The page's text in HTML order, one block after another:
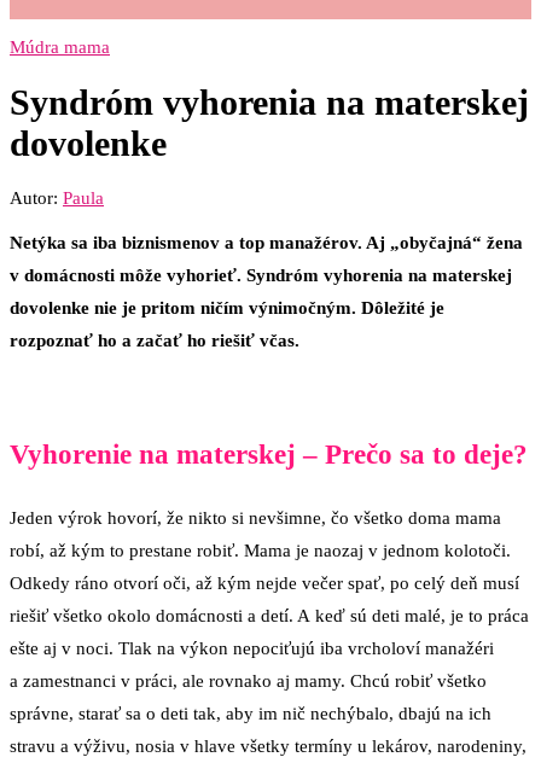
Múdra mama
Syndróm vyhorenia na materskej
dovolenke
Autor: Paula
Netýka sa iba biznismenov a top manažérov. Aj „obyčajná“ žena
v domácnosti môže vyhorieť. Syndróm vyhorenia na materskej
dovolenke nie je pritom ničím výnimočným. Dôležité je
rozpoznať ho a začať ho riešiť včas.
Vyhorenie na materskej – Prečo sa to deje?
Jeden výrok hovorí, že nikto si nevšimne, čo všetko doma mama
robí, až kým to prestane robiť. Mama je naozaj v jednom kolotoči.
Odkedy ráno otvorí oči, až kým nejde večer spať, po celý deň musí
riešiť všetko okolo domácnosti a detí. A keď sú deti malé, je to práca
ešte aj v noci. Tlak na výkon nepociťujú iba vrcholoví manažéri
a zamestnanci v práci, ale rovnako aj mamy. Chcú robiť všetko
správne, starať sa o deti tak, aby im nič nechýbalo, dbajú na ich
stravu a výživu, nosia v hlave všetky termíny u lekárov, narodeniny,